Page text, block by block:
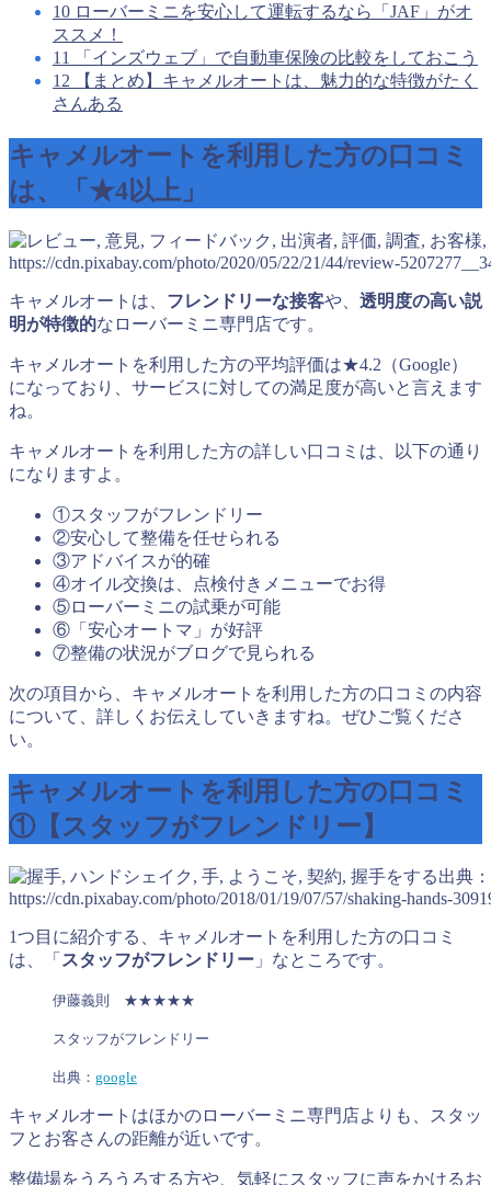
10 ローバーミニを安心して運転するなら「JAF」がオ
ススメ！
11 「インズウェブ」で自動車保険の比較をしておこう
12 【まとめ】キャメルオートは、魅力的な特徴がたく
さんある
キャメルオートを利用した方の口コミ
は、「★4以上」
https://cdn.pixabay.com/photo/2020/05/22/21/44/review-
キャメルオートは、 フレンドリーな接客や、 透明度の高い説
明が特徴的なローバーミニ専門店です。
キャメルオートを利用した方の平均評価は★4.2（Google）
になっており、サービスに対しての満足度が高いと言えます
ね。
キャメルオートを利用した方の詳しい口コミは、以下の通り
になりますよ。
①スタッフがフレンドリー
②安心して整備を任せられる
③アドバイスが的確
④オイル交換は、点検付きメニューでお得
⑤ローバーミニの試乗が可能
⑥「安心オートマ」が好評
⑦整備の状況がブログで見られる
次の項目から、キャメルオートを利用した方の口コミの内容
について、詳しくお伝えしていきますね。ぜひご覧くださ
い。
キャメルオートを利用した方の口コミ
①【スタッフがフレンドリー】
出典：
https://cdn.pixabay.com/photo/2018/01/19/07/57/shaking-hands-
1つ目に紹介する、キャメルオートを利用した方の口コミ
は、「 スタッフがフレンドリー 」なところです。
伊藤義則 ★★★★★
スタッフがフレンドリー
出典： google
キャメルオートはほかのローバーミニ専門店よりも、スタッ
フとお客さんの距離が近いです。
整備場をうろうろする方や、気軽にスタッフに声をかけるお